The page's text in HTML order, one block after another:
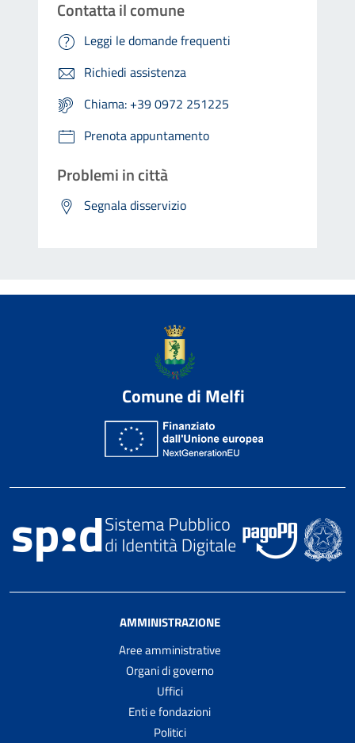
Contatta il comune
Leggi le domande frequenti
Richiedi assistenza
Chiama: +39 0972 251225
Prenota appuntamento
Problemi in città
Segnala disservizio
Comune di Melfi
AMMINISTRAZIONE
Aree amministrative
Organi di governo
Uffici
Enti e fondazioni
Politici